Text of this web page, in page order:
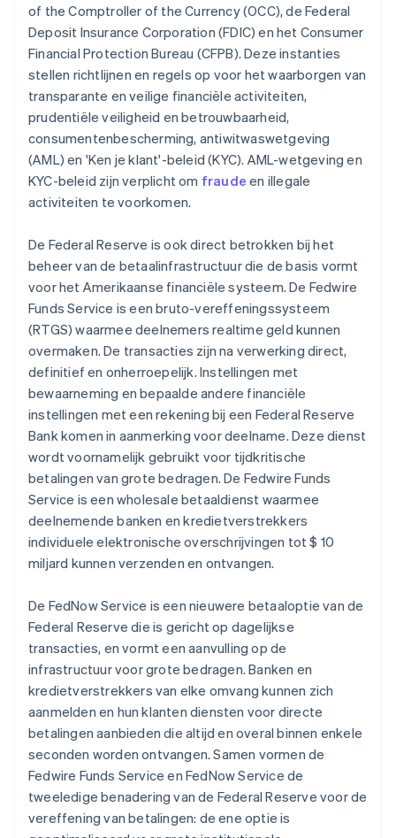
of the Comptroller of the Currency (OCC), de Federal
Deposit Insurance Corporation (FDIC) en het Consumer
Financial Protection Bureau (CFPB). Deze instanties
stellen richtlijnen en regels op voor het waarborgen van
transparante en veilige financiële activiteiten,
prudentiële veiligheid en betrouwbaarheid,
consumentenbescherming, antiwitwaswetgeving
(AML) en 'Ken je klant'-beleid (KYC). AML-wetgeving en
KYC-beleid zijn verplicht om fraude en illegale
activiteiten te voorkomen.
De Federal Reserve is ook direct betrokken bij het
beheer van de betaalinfrastructuur die de basis vormt
voor het Amerikaanse financiële systeem. De Fedwire
Funds Service is een bruto-vereffeningssysteem
(RTGS) waarmee deelnemers realtime geld kunnen
overmaken. De transacties zijn na verwerking direct,
definitief en onherroepelijk. Instellingen met
bewaarneming en bepaalde andere financiële
instellingen met een rekening bij een Federal Reserve
Bank komen in aanmerking voor deelname. Deze dienst
wordt voornamelijk gebruikt voor tijdkritische
betalingen van grote bedragen. De Fedwire Funds
Service is een wholesale betaaldienst waarmee
deelnemende banken en kredietverstrekkers
individuele elektronische overschrijvingen tot $ 10
miljard kunnen verzenden en ontvangen.
De FedNow Service is een nieuwere betaaloptie van de
Federal Reserve die is gericht op dagelijkse
transacties, en vormt een aanvulling op de
infrastructuur voor grote bedragen. Banken en
kredietverstrekkers van elke omvang kunnen zich
aanmelden en hun klanten diensten voor directe
betalingen aanbieden die altijd en overal binnen enkele
seconden worden ontvangen. Samen vormen de
Fedwire Funds Service en FedNow Service de
tweeledige benadering van de Federal Reserve voor de
vereffening van betalingen: de ene optie is